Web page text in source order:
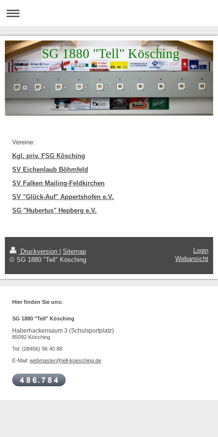
SG 1880 "Tell" Kösching
Vereine:
Kgl. priv. FSG Kösching
SV Eichenlaub Böhmfeld
SV Falken Mailing-Feldkirchen
SV "Glück-Auf" Appertshofen e.V.
SG "Hubertus" Hepberg e.V.
Druckversion
Sitemap
© SG 1880 "Tell" Kösching
Login
Webansicht
Hier finden Sie uns:
SG 1880 "Tell" Kösching
Haberhackensaum 3 (Schulsportplatz)
85092 Kösching
Tel: (08456) 96 40 88
E-Mail: webmaster@tell-koesching.de